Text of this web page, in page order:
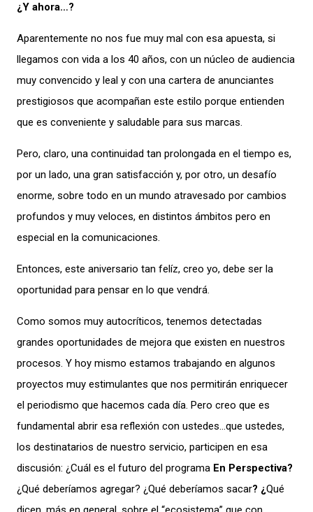
¿Y ahora…?
Aparentemente no nos fue muy mal con esa apuesta, si
llegamos con vida a los 40 años, con un núcleo de audiencia
muy convencido y leal y con una cartera de anunciantes
prestigiosos que acompañan este estilo porque entienden
que es conveniente y saludable para sus marcas.
Pero, claro, una continuidad tan prolongada en el tiempo es,
por un lado, una gran satisfacción y, por otro, un desafío
enorme, sobre todo en un mundo atravesado por cambios
profundos y muy veloces, en distintos ámbitos pero en
especial en la comunicaciones.
Entonces, este aniversario tan felíz, creo yo, debe ser la
oportunidad para pensar en lo que vendrá.
Como somos muy autocríticos, tenemos detectadas
grandes oportunidades de mejora que existen en nuestros
procesos. Y hoy mismo estamos trabajando en algunos
proyectos muy estimulantes que nos permitirán enriquecer
el periodismo que hacemos cada día. Pero creo que es
fundamental abrir esa reflexión con ustedes…que ustedes,
los destinatarios de nuestro servicio, participen en esa
discusión: ¿Cuál es el futuro del programa En Perspectiva?
¿Qué deberíamos agregar? ¿Qué deberíamos sacar? ¿Qué